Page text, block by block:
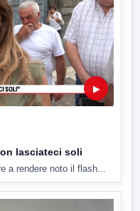
▶
lasciateci soli
a rendere noto il flash...